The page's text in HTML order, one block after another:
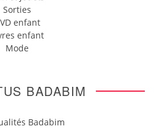
Sorties
enfant
enfant
Mode
BADABIM
Badabim